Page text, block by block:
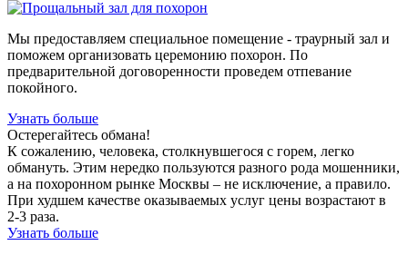
Мы предоставляем специальное помещение - траурный зал и
поможем организовать церемонию похорон. По
предварительной договоренности проведем отпевание
покойного.
Узнать больше
Остерегайтесь обмана!
К сожалению, человека, столкнувшегося с горем, легко
обмануть. Этим нередко пользуются разного рода мошенники,
а на похоронном рынке Москвы – не исключение, а правило.
При худшем качестве оказываемых услуг цены возрастают в
2-3 раза.
Узнать больше